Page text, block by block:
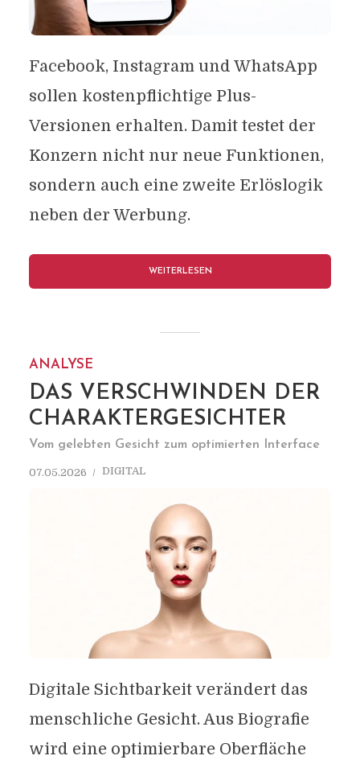
Facebook, Instagram und WhatsApp
sollen kostenpflichtige Plus-
Versionen erhalten. Damit testet der
Konzern nicht nur neue Funktionen,
sondern auch eine zweite Erlöslogik
neben der Werbung.
WEITERLESEN
ANALYSE
DAS VERSCHWINDEN DER
CHARAKTERGESICHTER
Vom gelebten Gesicht zum optimierten Interface
07.05.2026 DIGITAL
Digitale Sichtbarkeit verändert das
menschliche Gesicht. Aus Biografie
wird eine optimierbare Oberfläche